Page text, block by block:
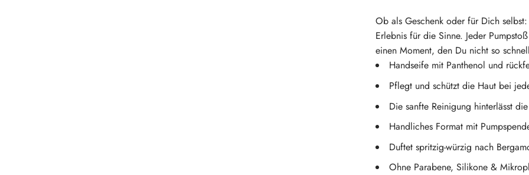
Ob als Geschenk oder für Dich
Erlebnis für die Sinne. Jeder
einen Moment, den Du nicht so
Handseife mit Panthenol und
Pflegt und schützt die Haut bei
Die sanfte Reinigung hinterlässt
Handliches Format mit
Duftet spritzig-würzig nach
Ohne Parabene, Silikone &